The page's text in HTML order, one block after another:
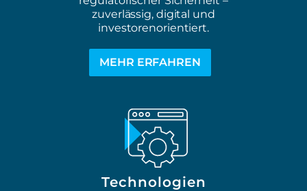
zuverlässig, digital und
investorenorientiert.
MEHR ERFAHREN
Technologien